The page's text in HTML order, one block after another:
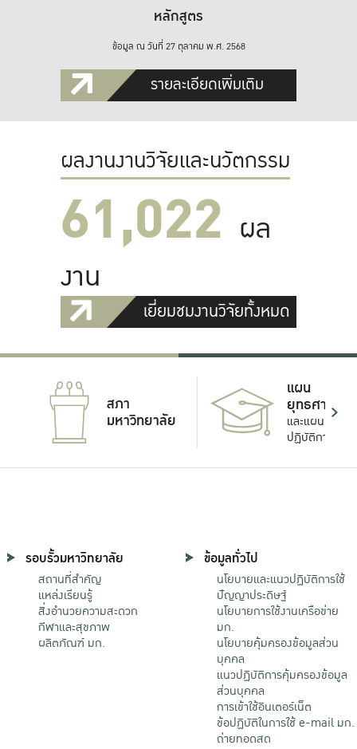
หลักสูตร
ข้อมูล ณ วันที่ 27 ตุลาคม พ.ศ. 2568
รายละเอียดเพิ่มเติม
ผลงานงานวิจัยและนวัตกรรม
61,022 ผล
งาน
เยี่ยมชมงานวิจัยทั้งหมด
สภา
มหาวิทยาลัย
แผน
ยุทธศาสตร์
และแผน
ปฏิบัติการ
รอบรั้วมหาวิทยาลัย
สถานที่สำคัญ
แหล่งเรียนรู้
สิ่งอำนวยความสะดวก
กีฬาและสุขภาพ
ผลิตภัณฑ์ มก.
ข้อมูลทั่วไป
นโยบายและแนวปฏิบัติการใช้
ปัญญาประดิษฐ์
นโยบายการใช้งานเครือข่าย
มก.
นโยบายคุ้มครองข้อมูลส่วน
บุคคล
แนวปฏิบัติการคุ้มครองข้อมูล
ส่วนบุคคล
การเข้าใช้อินเตอร์เน็ต
ข้อปฏิบัติในการใช้ e-mail มก.
ถ่ายทอดสด